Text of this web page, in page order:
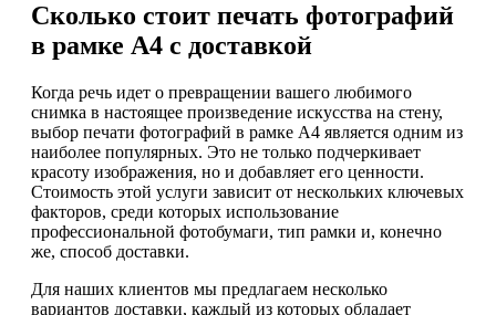
Сколько стоит печать фотографий
в рамке А4 с доставкой
Когда речь идет о превращении вашего любимого
снимка в настоящее произведение искусства на стену,
выбор печати фотографий в рамке А4 является одним из
наиболее популярных. Это не только подчеркивает
красоту изображения, но и добавляет его ценности.
Стоимость этой услуги зависит от нескольких ключевых
факторов, среди которых использование
профессиональной фотобумаги, тип рамки и, конечно
же, способ доставки.
Для наших клиентов мы предлагаем несколько
вариантов доставки, каждый из которых обладает